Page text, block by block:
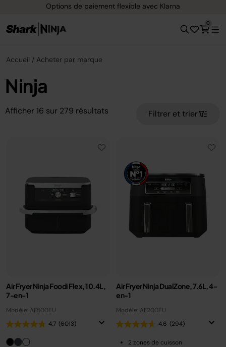
Options de paiement flexible avec Klarna
0
Accueil Acheter par marque
Ninja
Afficher 16 sur 279 résultats Filtrer et trier
Air Fryer Ninja Foodi Flex, 10.4L,
7-en-1
Modèle: AF500EU
4.7 (6013)
Air Fryer Ninja DualZone, 7.6L, 4-
en-1
Modèle: AF200EU
4.6 (294)
2 zones de cuisson